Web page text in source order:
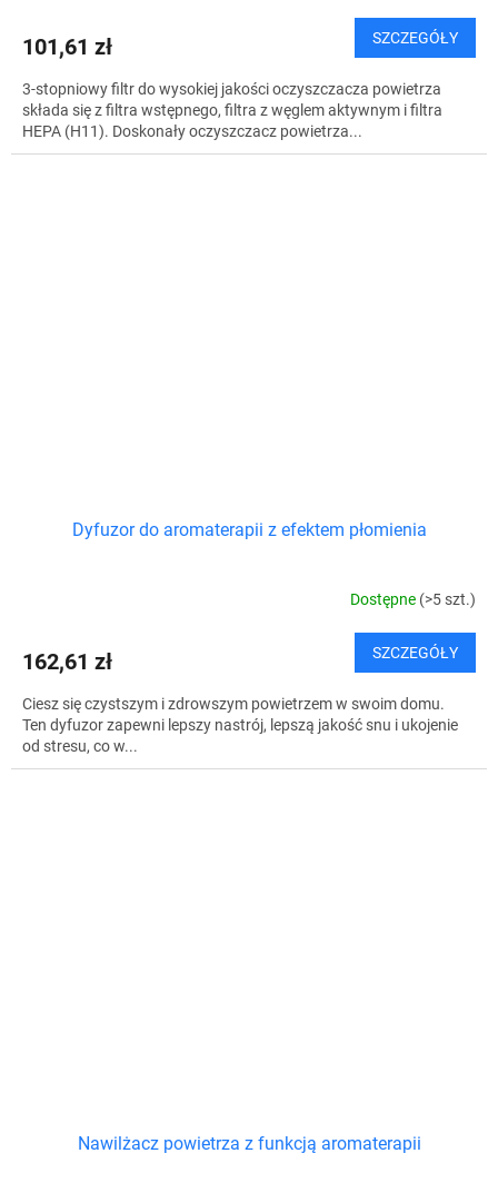
101,61 zł SZCZEGÓŁY
3-stopniowy filtr do wysokiej jakości oczyszczacza powietrza
składa się z filtra wstępnego, filtra z węglem aktywnym i filtra
HEPA (H11). Doskonały oczyszczacz powietrza...
Dyfuzor do aromaterapii z efektem płomienia
Dostępne (>5 szt.)
162,61 zł SZCZEGÓŁY
Ciesz się czystszym i zdrowszym powietrzem w swoim domu.
Ten dyfuzor zapewni lepszy nastrój, lepszą jakość snu i ukojenie
od stresu, co w...
Nawilżacz powietrza z funkcją aromaterapii